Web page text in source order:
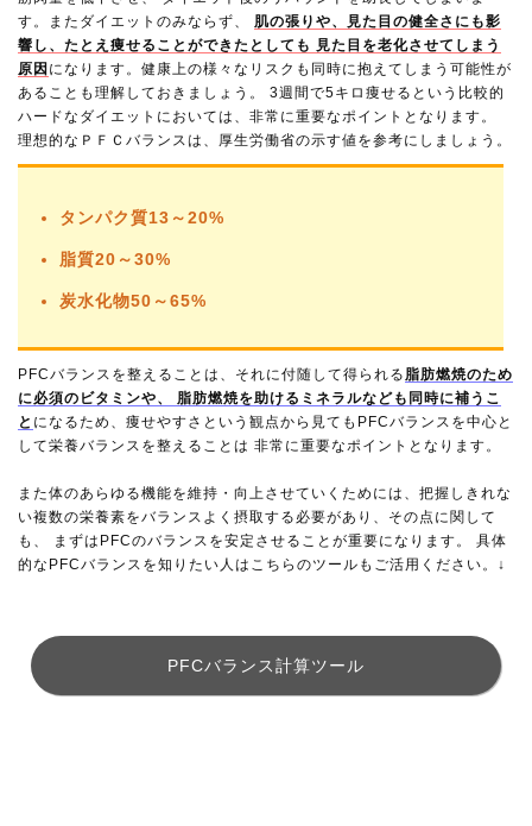
す。またダイエットのみならず、 肌の張りや、見た目の健全さにも影
響し、たとえ痩せることができたとしても 見た目を老化させてしまう
原因 になります。健康上の様々なリスクも同時に抱えてしまう可能性が
あることも理解しておきましょう。 3週間で5キロ痩せるという比較的
ハードなダイエットにおいては、非常に重要なポイントとなります。
理想的なＰＦＣバランスは、厚生労働省の示す値を参考にしましょう。
タンパク質13～20%
脂質20～30%
炭水化物50～65%
PFCバランスを整えることは、それに付随して得られる 脂肪燃焼のため
に必須のビタミンや、 脂肪燃焼を助けるミネラルなども同時に補うこ
と になるため、痩せやすさという観点から見てもPFCバランスを中心と
して栄養バランスを整えることは 非常に重要なポイントとなります。
また体のあらゆる機能を維持・向上させていくためには、把握しきれな
い複数の栄養素をバランスよく摂取する必要があり、その点に関して
も、 まずはPFCのバランスを安定させることが重要になります。 具体
的なPFCバランスを知りたい人はこちらのツールもご活用ください。↓
PFCバランス計算ツール